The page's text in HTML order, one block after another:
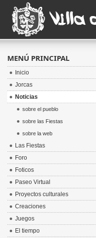
MENÚ PRINCIPAL
Inicio
Jorcas
Noticias
sobre el pueblo
sobre las Fiestas
sobre la web
Las Fiestas
Foro
Foticos
Paseo Virtual
Proyectos culturales
Creaciones
Juegos
El tiempo